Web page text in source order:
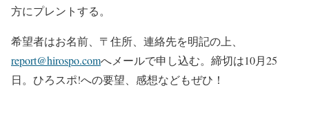
方にプレントする。
希望者はお名前、〒住所、連絡先を明記の上、
report@hirospo.comへメールで申し込む。締切は10月25
日。ひろスポ!への要望、感想などもぜひ！